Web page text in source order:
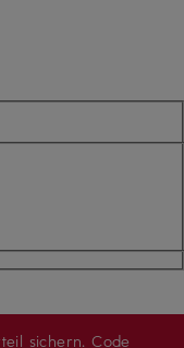
sichern. Code